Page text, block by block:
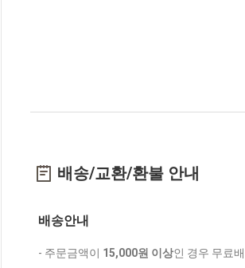
배송/교환/환불 안내
배송안내
- 주문금액이 15,000원 이상인 경우 무료